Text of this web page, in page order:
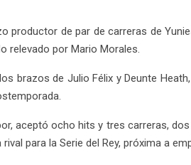
productor de par de carreras de
relevado por Mario Morales.
brazos de Julio Félix y Deunte
aceptó ocho hits y tres carreras,
para la Serie del Rey, próxima a